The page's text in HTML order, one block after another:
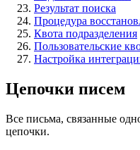
Результат поиска
Процедура
Квота подразделения
Пользовательские
Настройка
Цепочки писем
Все письма, связанные
цепочки.